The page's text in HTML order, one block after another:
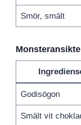
Smör, smält
Godisögon
Smält vit